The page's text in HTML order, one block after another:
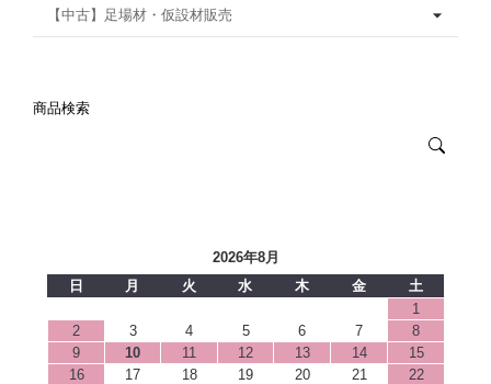
【中古】足場材・仮設材販売
商品検索
2026年8月
日
月 火 水 木 金
土
1
2
3 4 5 6 7
8
9
10 11 12 13 14
15
16
17 18 19 20 21
22